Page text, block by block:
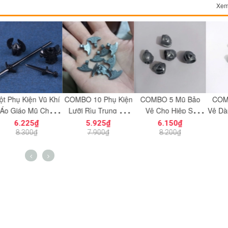
Vũ Khí
Mũ Cho
Gondor
Màu Đen
COMBO 10 Phụ Kiện
Lưỡi Rìu Trung Cổ
NO.1716 - Đồ Chơi
Lắp Ráp Part 53454
5.925₫
COMBO 5 Mũ Bảo
Vệ Cho Hiệp Sĩ
Trung Cổ NO.116 Đồ
Chơi Lắp Ráp Phụ
6.150₫
COMBO 5
Vệ Dành
Lính
NO.1696